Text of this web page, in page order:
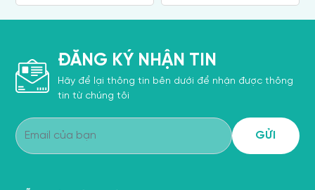
ĐĂNG KÝ NHẬN TIN
Hãy để lại thông tin bên dưới để nhận được thông
tin từ chúng tôi